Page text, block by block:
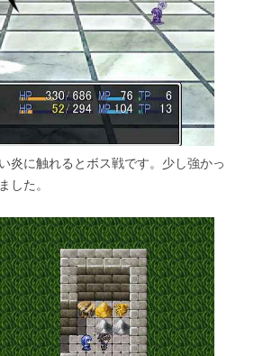
炎に触れるとボス戦です。少し強かっ
した。